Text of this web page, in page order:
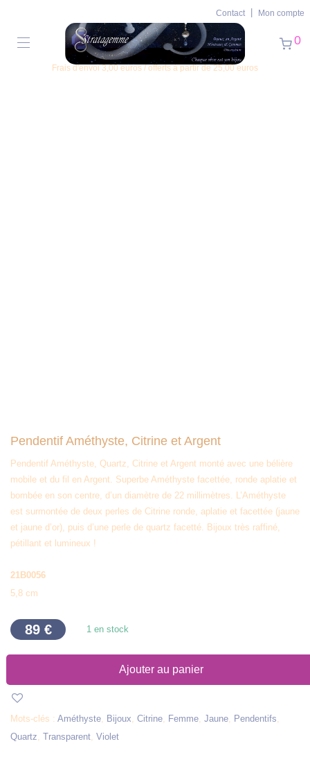
Contact Mon compte
0
Frais d'envoi 3,00 euros / offerts à partir de 25,00 euros
Pendentif Améthyste, Citrine et Argent
Pendentif Améthyste, Quartz, Citrine et Argent monté avec une bélière
mobile et du fil en Argent. Superbe Améthyste facettée, ronde aplatie et
bombée en son centre, d’un diamètre de 22 millimètres. L’Améthyste
est surmontée de deux perles de Citrine ronde, aplatie et facettée (jaune
et jaune d’or), puis d’une perle de quartz facetté. Bijoux très raffiné,
pétillant et lumineux !
21B0056
5,8 cm
89 € 1 en stock
Ajouter au panier
Mots-clés : Améthyste, Bijoux, Citrine, Femme, Jaune, Pendentifs,
Quartz, Transparent, Violet